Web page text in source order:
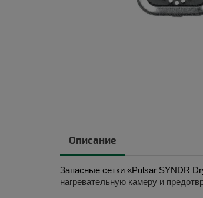
Описание
Запасные сетки «Pulsar SYNDR
нагревательную камеру и